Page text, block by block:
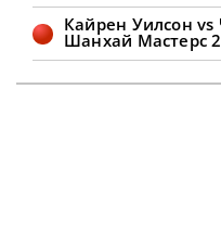
Кайрен Уилсон
Шанхай Мастерс